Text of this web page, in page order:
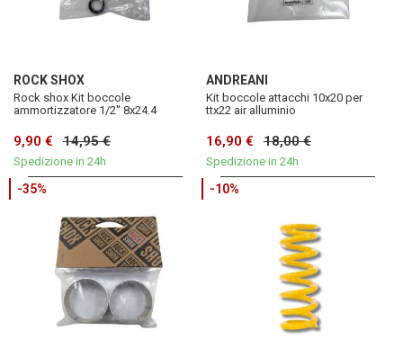
ROCK SHOX
Rock shox Kit boccole
ammortizzatore 1/2'' 8x24.4
9,90 € 14,95 €
Spedizione in 24h
ANDREANI
Kit boccole attacchi 10x20 per
ttx22 air alluminio
16,90 € 18,00 €
Spedizione in 24h
-35% -10%